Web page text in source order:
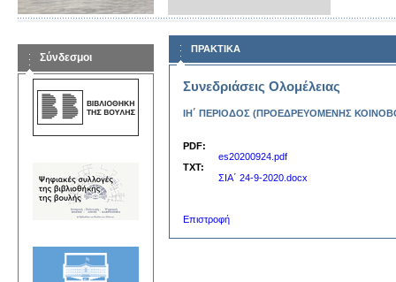
Σύνδεσμοι
ΠΡΑΚΤΙΚΑ
Συνεδριάσεις Ολομέλειας
ΙΗ΄ ΠΕΡΙΟΔΟΣ (ΠΡΟΕΔΡΕΥΟΜΕΝΗΣ
PDF:
es20200924.pdf
TXT:
ΣΙΑ΄ 24-9-2020.docx
Επιστροφή